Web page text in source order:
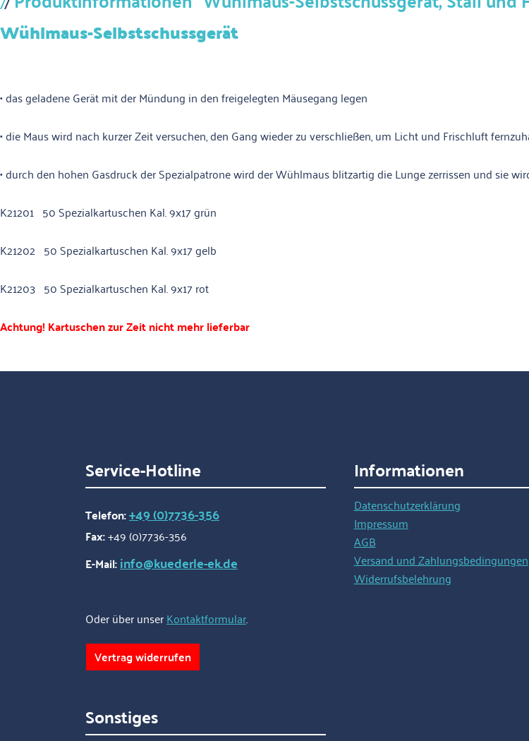
Wühlmaus-Selbstschussgerät
• das geladene Gerät mit der Mündung in den freigelegten Mäusegang legen
• die Maus wird nach kurzer Zeit versuchen, den Gang wieder zu verschließen, um Licht und Frischluft
• durch den hohen Gasdruck der Spezialpatrone wird der Wühlmaus blitzartig die Lunge zerrissen und sie
K21201 50 Spezialkartuschen Kal. 9x17 grün
K21202 50 Spezialkartuschen Kal. 9x17 gelb
K21203 50 Spezialkartuschen Kal. 9x17 rot
Achtung! Kartuschen zur Zeit nicht mehr lieferbar
Service-Hotline
Telefon:+49 (0)7736-356
Fax:+49 (0)7736-356
E-Mail:info@kuederle-ek.de
Oder über unserKontaktformular.
Vertrag widerrufen
Informationen
Datenschutzerklärung
Impressum
AGB
Versand und Zahlungsbedingungen
Widerrufsbelehrung
Sonstiges